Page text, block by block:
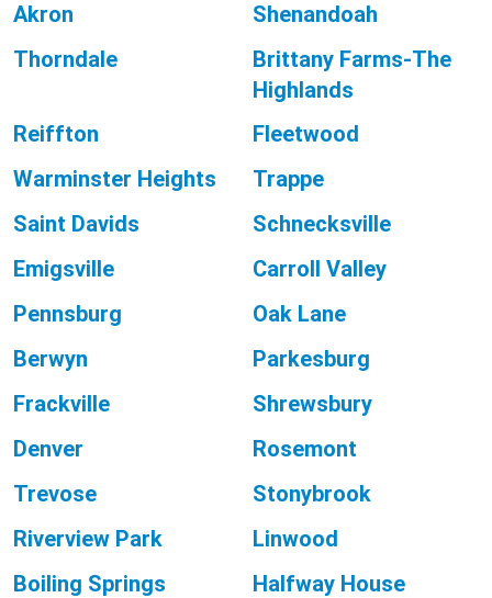
Akron
Shenandoah
Thorndale
Brittany Farms-The
Highlands
Reiffton
Fleetwood
Warminster Heights
Trappe
Saint Davids
Schnecksville
Emigsville
Carroll Valley
Pennsburg
Oak Lane
Berwyn
Parkesburg
Frackville
Shrewsbury
Denver
Rosemont
Trevose
Stonybrook
Riverview Park
Linwood
Boiling Springs
Halfway House